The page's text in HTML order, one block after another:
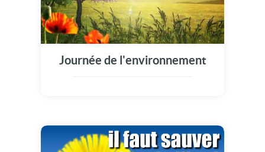
Journée de l'environnement